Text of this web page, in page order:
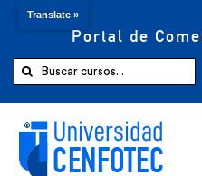
Portal de
Buscar:
Translate »